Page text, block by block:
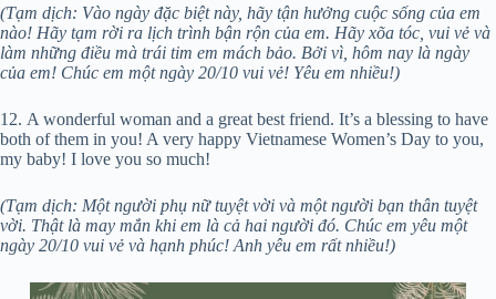
(Tạm dịch: Vào ngày đặc biệt này, hãy tận hưởng cuộc sống của em
nào! Hãy tạm rời ra lịch trình bận rộn của em. Hãy xõa tóc, vui vẻ và
làm những điều mà trái tim em mách bảo. Bởi vì, hôm nay là ngày
của em! Chúc em một ngày 20/10 vui vẻ! Yêu em nhiều!)
12. A wonderful woman and a great best friend. It’s a blessing to have
both of them in you! A very happy Vietnamese Women’s Day to you,
my baby! I love you so much!
(Tạm dịch: Một người phụ nữ tuyệt vời và một người bạn thân tuyệt
vời. Thật là may mắn khi em là cả hai người đó. Chúc em yêu một
ngày 20/10 vui vẻ và hạnh phúc! Anh yêu em rất nhiều!)